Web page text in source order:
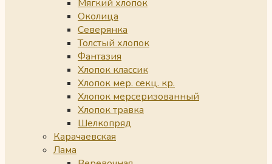
Мягкий хлопок
Околица
Северянка
Толстый хлопок
Фантазия
Хлопок классик
Хлопок мер. секц. кр.
Хлопок мерсеризованный
Хлопок травка
Шелкопряд
Карачаевская
Лама